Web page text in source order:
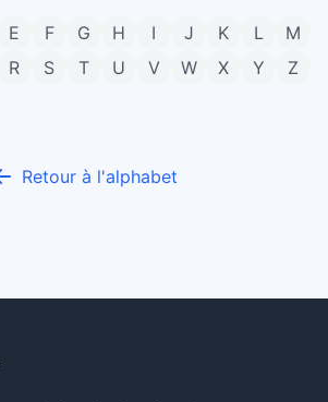
E F G H I J K L
M
R S T U V W X Y Z
Retour à l'alphabet